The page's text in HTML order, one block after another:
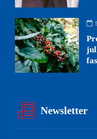
Newsletter